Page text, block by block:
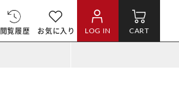
閲覧履歴 お気に入り LOG IN CART